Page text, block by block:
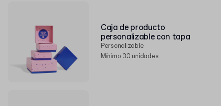
Caja de producto
personalizable con tapa
Personalizable
Mínimo 30 unidades